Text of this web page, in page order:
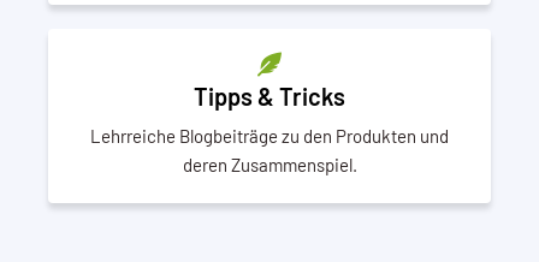
Tipps & Tricks
Lehrreiche Blogbeiträge zu den Produkten und
deren Zusammenspiel.